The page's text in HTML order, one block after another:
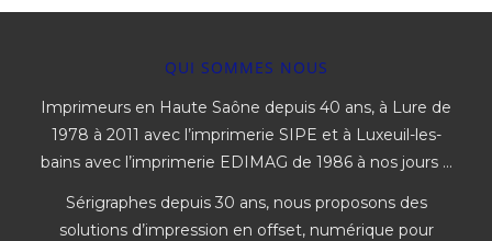
QUI SOMMES NOUS
Imprimeurs en Haute Saône depuis 40 ans, à Lure de
1978 à 2011 avec l’imprimerie SIPE et à Luxeuil-les-
bains avec l’imprimerie EDIMAG de 1986 à nos jours …
Sérigraphes depuis 30 ans, nous proposons des
solutions d’impression en offset, numérique pour